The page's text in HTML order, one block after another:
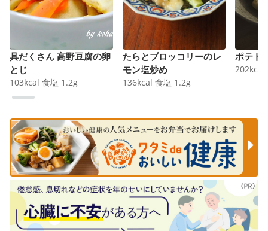
具だくさん 高野豆腐の卵
とじ
103kcal 食塩 1.2g
たらとブロッコリーのレ
モン塩炒め
136kcal 食塩 1.2g
ポテト
202kcal